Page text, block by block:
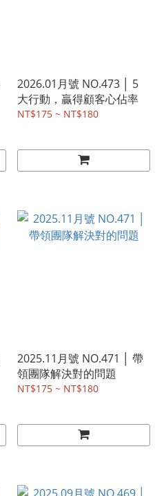
2026.01月號 NO.473 │ 5
大行動，贏得顧客心佔率
NT$175 ~ NT$180
2025.11月號 NO.471 │ 帶
領團隊解決對的問題
NT$175 ~ NT$180